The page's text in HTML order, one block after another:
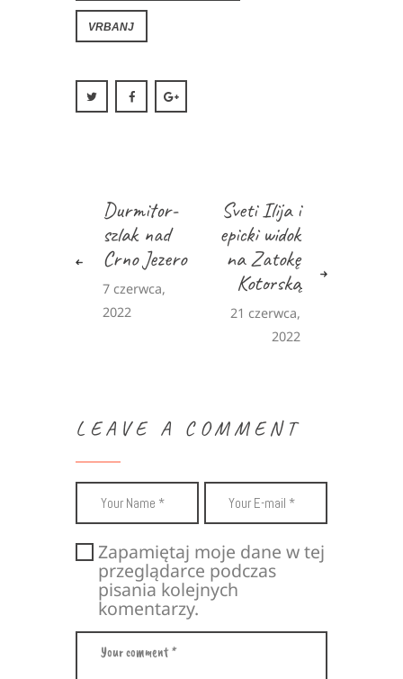
VRBANJ
Durmitor-
szlak nad
Crno Jezero
7 czerwca,
2022
Sveti Ilija i
epicki widok
na Zatokę
Kotorską
21 czerwca,
2022
LEAVE A COMMENT
Zapamiętaj moje dane w tej
przeglądarce podczas
pisania kolejnych
komentarzy.